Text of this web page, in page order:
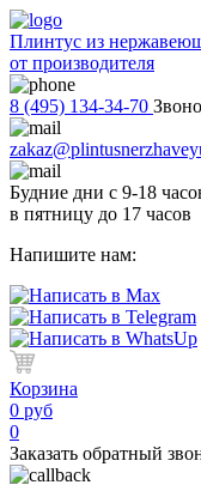
Плинтус из
от производителя
8 (495) 134-34-70
Будние дни с 9-18
в пятницу до 17 часов
Напишите нам:
Корзина
0 руб
0
Заказать обратный